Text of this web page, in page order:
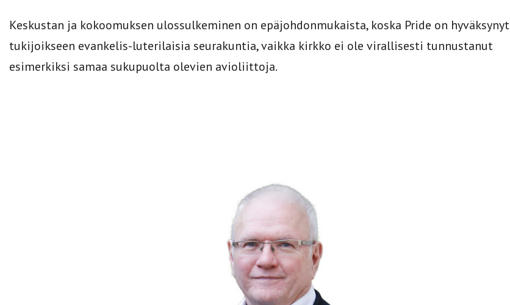
Keskustan ja kokoomuksen ulossulkeminen on epäjohdonmukaista, koska Pride on hyväksynyt
tukijoikseen evankelis-luterilaisia seurakuntia, vaikka kirkko ei ole virallisesti tunnustanut
esimerkiksi samaa sukupuolta olevien avioliittoja.